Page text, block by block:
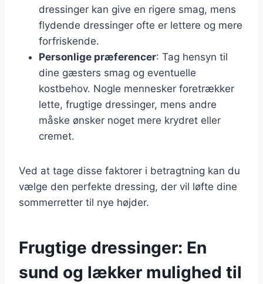
dressinger kan give en rigere smag, mens
flydende dressinger ofte er lettere og mere
forfriskende.
Personlige præferencer: Tag hensyn til
dine gæsters smag og eventuelle
kostbehov. Nogle mennesker foretrækker
lette, frugtige dressinger, mens andre
måske ønsker noget mere krydret eller
cremet.
Ved at tage disse faktorer i betragtning kan du
vælge den perfekte dressing, der vil løfte dine
sommerretter til nye højder.
Frugtige dressinger: En
sund og lækker mulighed til